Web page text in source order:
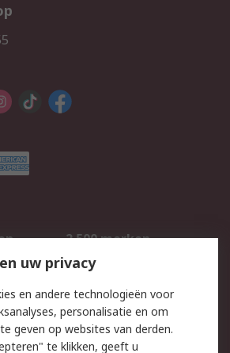
2.500 merken
Inkoopoplossingen
uw privacy
en andere technologieën voor
personalisatie en om
geven op websites van derden.
te klikken, geeft u